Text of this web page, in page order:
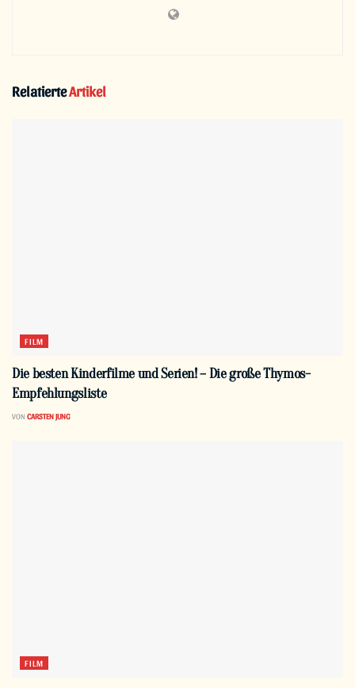
RelatierteArtikel
FILM
Die besten Kinderfilme und Serien! – Die große Thymos-
Empfehlungsliste
VON CARSTEN JUNG
FILM